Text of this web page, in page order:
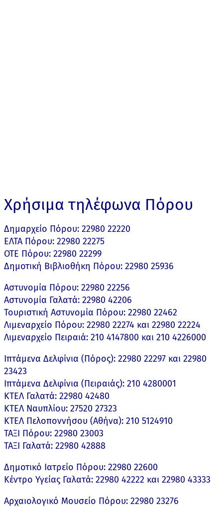
Χρήσιμα τηλέφωνα Πόρου
Δημαρχείο Πόρου: 22980 22220
ΕΛΤΑ Πόρου: 22980 22275
ΟΤΕ Πόρου: 22980 22299
Δημοτική Βιβλιοθήκη Πόρου: 22980 25936
Αστυνομία Πόρου: 22980 22256
Αστυνομία Γαλατά: 22980 42206
Τουριστική Αστυνομία Πόρου: 22980 22462
Λιμεναρχείο Πόρου: 22980 22274 και 22980 22224
Λιμεναρχείο Πειραιά: 210 4147800 και 210 4226000
Ιπτάμενα Δελφίνια (Πόρος): 22980 22297 και 22980
23423
Ιπτάμενα Δελφίνια (Πειραιάς): 210 4280001
ΚΤΕΛ Γαλατά: 22980 42480
ΚΤΕΛ Ναυπλίου: 27520 27323
ΚΤΕΛ Πελοποννήσου (Αθήνα): 210 5124910
ΤΑΞΙ Πόρου: 22980 23003
ΤΑΞΙ Γαλατά: 22980 42888
Δημοτικό Ιατρείο Πόρου: 22980 22600
Κέντρο Υγείας Γαλατά: 22980 42222 και 22980 43333
Αρχαιολογικό Μουσείο Πόρου: 22980 23276